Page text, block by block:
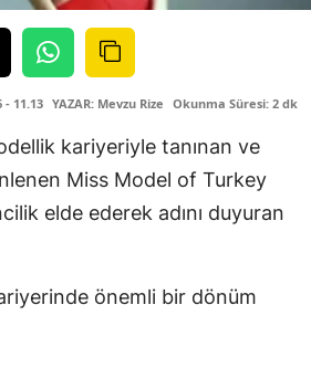
- 11.13 YAZAR: Mevzu Rize Okunma Süresi: 2 dk
kariyeriyle tanınan ve
Miss Model of Turkey
elde ederek adını duyuran
önemli bir dönüm